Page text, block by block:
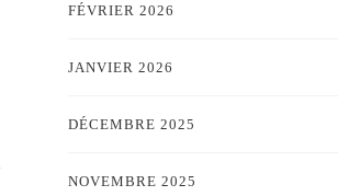
FÉVRIER 2026
JANVIER 2026
DÉCEMBRE 2025
NOVEMBRE 2025